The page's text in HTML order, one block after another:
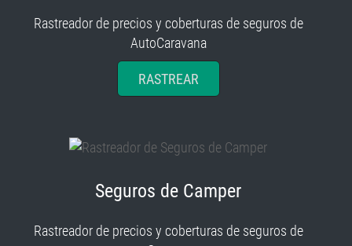
Rastreador de precios y coberturas de seguros de
AutoCaravana
RASTREAR
Seguros de Camper
Rastreador de precios y coberturas de seguros de